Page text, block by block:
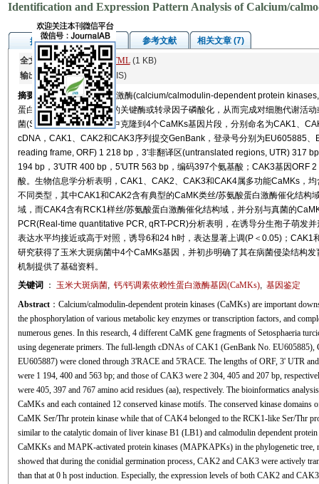
Identification and Expression Pattern Analysis of Calcium/
摘要 图/表 参考文献
相关文章 (7)
全文: PDF(6456 KB)HTML(1 KB)
输出: BibTeX|EndNote(RIS)
摘要 钙/钙调素依赖性蛋白激酶(calcium/calmodulin-dependent protein
蛋白，能够引起众多代谢的关键酶或转录因子磷酸化，从而完成对细胞代谢活
菌(Setosphaeria turcica)中克隆到4个CaMKs基因片段，分别命名为CAK1、
cDNA，CAK1、CAK2和CAK3序列提交GenBank，登录号分别为EU605885
reading frame, ORF) 1 218 bp，3'非翻译区(untranslated regions, UTR) 317
194 bp，3'UTR 400 bp，5'UTR 563 bp，编码397个氨基酸；CAK3基因ORF
酸。生物信息学分析表明，CAK1、CAK2、CAK3和CAK4属多功能CaMKs，
不同类型，其中CAK1和CAK2含有典型的CaMK类丝/苏氨酸蛋白激酶催化结构
域，而CAK4含有RCK1样丝/苏氨酸蛋白激酶催化结构域，并分别与真菌的
PCR(Real-time quantitative PCR, qRT-PCR)分析表明，在诱导分生孢子萌发
表达水平均接近或高于对照，诱导6和24 h时，表达显著上调(P＜0.05)；
研究获得了玉米大斑病菌中4个CaMKs基因，并初步明确了其在病菌侵染结构
机制提供了基础资料。
关键词
： 玉米大斑病菌, 钙/钙调素依赖性蛋白激酶基因(CaMKs), 基因鉴定
Abstract：Calcium/calmodulin-dependent protein kinases (CaMKs) are important
the phosphorylation of various metabolic key enzymes or transcription factors, and
numerous genes. In this research, 4 different CaMK gene fragments of Setosphaeria
using degenerate primers. The full-length cDNAs of CAK1 (GenBank No.
EU605887) were cloned through 3'RACE and 5'RACE. The lengths of ORF, 3' UTR
were 1 194, 400 and 563 bp; and those of CAK3 were 2 304, 405 and 207 bp,
were 405, 397 and 767 amino acid residues (aa), respectively. The bioinformatics
CaMKs and each contained 12 conserved kinase motifs. The conserved kinase
CaMK Ser/Thr protein kinase while that of CAK4 belonged to the RCK1-like Ser/Thr
similar to the catalytic domain of liver kinase B1 (LB1) and calmodulin dependent
CaMKKs and MAPK-activated protein kinases (MAPKAPKs) in the phylogenetic tree,
showed that during the conidial germination process, CAK2 and CAK3 were actively
than that at 0 h post induction. Especially, the expression levels of both CAK2 and